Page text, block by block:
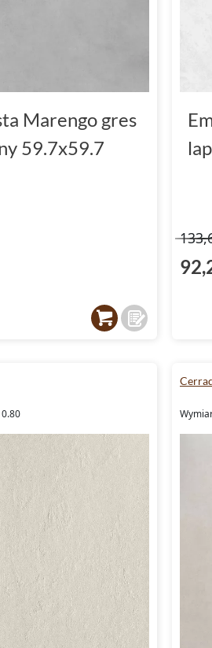
Marengo gres
59.7x59.7